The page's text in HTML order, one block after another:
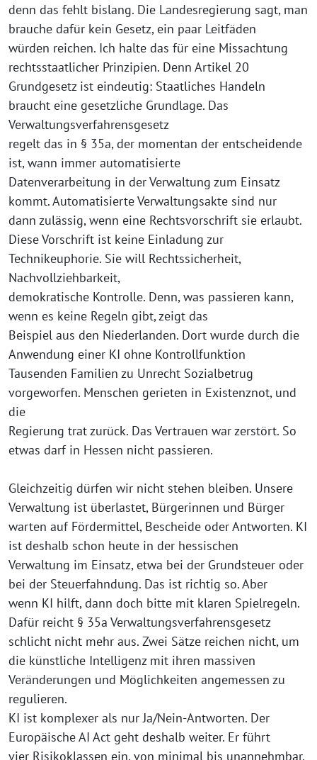
denn das fehlt bislang. Die Landesregierung sagt, man
brauche dafür kein Gesetz, ein paar Leitfäden
würden reichen. Ich halte das für eine Missachtung
rechtsstaatlicher Prinzipien. Denn Artikel 20
Grundgesetz ist eindeutig: Staatliches Handeln
braucht eine gesetzliche Grundlage. Das
Verwaltungsverfahrensgesetz
regelt das in § 35a, der momentan der entscheidende
ist, wann immer automatisierte
Datenverarbeitung in der Verwaltung zum Einsatz
kommt. Automatisierte Verwaltungsakte sind nur
dann zulässig, wenn eine Rechtsvorschrift sie erlaubt.
Diese Vorschrift ist keine Einladung zur
Technikeuphorie. Sie will Rechtssicherheit,
Nachvollziehbarkeit,
demokratische Kontrolle. Denn, was passieren kann,
wenn es keine Regeln gibt, zeigt das
Beispiel aus den Niederlanden. Dort wurde durch die
Anwendung einer KI ohne Kontrollfunktion
Tausenden Familien zu Unrecht Sozialbetrug
vorgeworfen. Menschen gerieten in Existenznot, und
die
Regierung trat zurück. Das Vertrauen war zerstört. So
etwas darf in Hessen nicht passieren.
Gleichzeitig dürfen wir nicht stehen bleiben. Unsere
Verwaltung ist überlastet, Bürgerinnen und Bürger
warten auf Fördermittel, Bescheide oder Antworten. KI
ist deshalb schon heute in der hessischen
Verwaltung im Einsatz, etwa bei der Grundsteuer oder
bei der Steuerfahndung. Das ist richtig so. Aber
wenn KI hilft, dann doch bitte mit klaren Spielregeln.
Dafür reicht § 35a Verwaltungsverfahrensgesetz
schlicht nicht mehr aus. Zwei Sätze reichen nicht, um
die künstliche Intelligenz mit ihren massiven
Veränderungen und Möglichkeiten angemessen zu
regulieren.
KI ist komplexer als nur Ja/Nein-Antworten. Der
Europäische AI Act geht deshalb weiter. Er führt
vier Risikoklassen ein, von minimal bis unannehmbar,